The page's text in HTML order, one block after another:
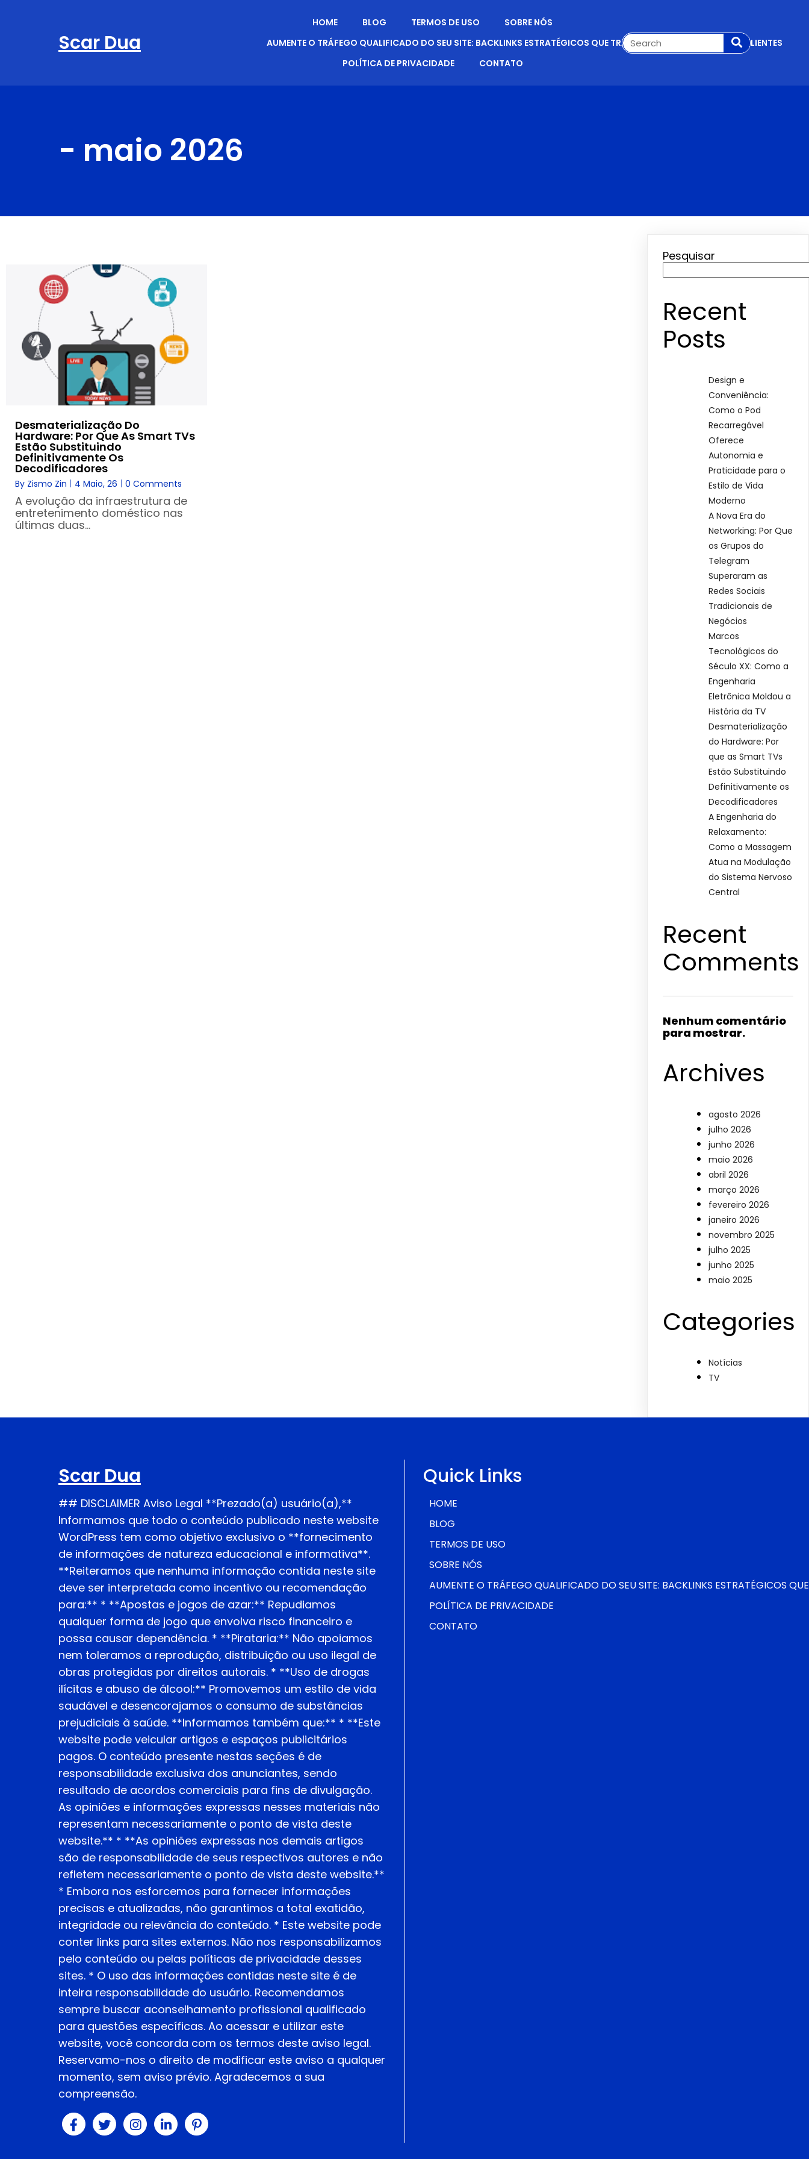
Scar Dua
HOME BLOG TERMOS DE USO
SOBRE NÓS
AUMENTE O TRÁFEGO QUALIFICADO DO SEU SITE: BACKLINKS ESTRATÉGICOS QUE TRANSFORMAM VISITANTES EM CLIENTES
POLÍTICA DE PRIVACIDADE
CONTATO
- maio 2026
Desmaterialização Do
Hardware: Por Que As Smart TVs
Estão Substituindo
Definitivamente Os
Decodificadores
By Zismo Zin | 4 Maio, 26 | 0 Comments
A evolução da infraestrutura de
entretenimento doméstico nas
últimas duas…
Pesquisar
Recent
Posts
Design e
Conveniência:
Como o Pod
Recarregável
Oferece
Autonomia e
Praticidade para o
Estilo de Vida
Moderno
A Nova Era do
Networking: Por Que
os Grupos do
Telegram
Superaram as
Redes Sociais
Tradicionais de
Negócios
Marcos
Tecnológicos do
Século XX: Como a
Engenharia
Eletrônica Moldou a
História da TV
Desmaterialização
do Hardware: Por
que as Smart TVs
Estão Substituindo
Definitivamente os
Decodificadores
A Engenharia do
Relaxamento:
Como a Massagem
Atua na Modulação
do Sistema Nervoso
Central
Recent
Comments
Nenhum comentário
para mostrar.
Archives
agosto 2026
julho 2026
junho 2026
maio 2026
abril 2026
março 2026
fevereiro 2026
janeiro 2026
novembro 2025
julho 2025
junho 2025
maio 2025
Categories
Notícias
TV
Scar Dua
## DISCLAIMER Aviso Legal **Prezado(a) usuário(a),**
Informamos que todo o conteúdo publicado neste website
WordPress tem como objetivo exclusivo o **fornecimento
de informações de natureza educacional e informativa**.
**Reiteramos que nenhuma informação contida neste site
deve ser interpretada como incentivo ou recomendação
para:** * **Apostas e jogos de azar:** Repudiamos
qualquer forma de jogo que envolva risco financeiro e
possa causar dependência. * **Pirataria:** Não apoiamos
nem toleramos a reprodução, distribuição ou uso ilegal de
obras protegidas por direitos autorais. * **Uso de drogas
ilícitas e abuso de álcool:** Promovemos um estilo de vida
saudável e desencorajamos o consumo de substâncias
prejudiciais à saúde. **Informamos também que:** * **Este
website pode veicular artigos e espaços publicitários
pagos. O conteúdo presente nestas seções é de
responsabilidade exclusiva dos anunciantes, sendo
resultado de acordos comerciais para fins de divulgação.
As opiniões e informações expressas nesses materiais não
representam necessariamente o ponto de vista deste
website.** * **As opiniões expressas nos demais artigos
são de responsabilidade de seus respectivos autores e não
refletem necessariamente o ponto de vista deste website.**
* Embora nos esforcemos para fornecer informações
precisas e atualizadas, não garantimos a total exatidão,
integridade ou relevância do conteúdo. * Este website pode
conter links para sites externos. Não nos responsabilizamos
pelo conteúdo ou pelas políticas de privacidade desses
sites. * O uso das informações contidas neste site é de
inteira responsabilidade do usuário. Recomendamos
sempre buscar aconselhamento profissional qualificado
para questões específicas. Ao acessar e utilizar este
website, você concorda com os termos deste aviso legal.
Reservamo-nos o direito de modificar este aviso a qualquer
momento, sem aviso prévio. Agradecemos a sua
compreensão.
Quick Links
HOME
BLOG
TERMOS DE USO
SOBRE NÓS
AUMENTE O TRÁFEGO QUALIFICADO DO SEU SITE: BACKLINKS ESTRATÉGICOS
POLÍTICA DE PRIVACIDADE
CONTATO